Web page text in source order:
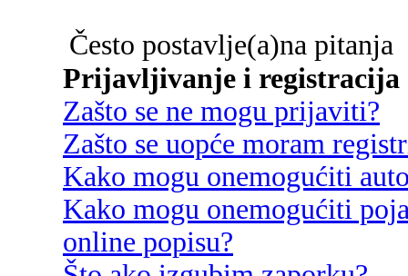
Često postavlje(a)na pitanja
Prijavljivanje i registracija
Zašto se ne mogu prijaviti?
Zašto se uopće moram
Kako mogu onemogućiti
Kako mogu onemogućiti
online popisu?